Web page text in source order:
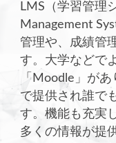
LMS（学習管理
Management
管理や、成績管
す。大学などで
「Moodle」が
で提供され誰で
す。機能も充実
多くの情報が提